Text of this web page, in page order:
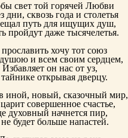
свет той горячей Любви
дни, сквозь года и столетья
путь для ищущих душ,
пройдут даже тысячелетья.
хочу тот союз
и всем своим сердцем,
Избавляет он нас от уз,
открывая дверцу.
иной, новый, сказочный мир,
совершенное счастье,
духовный начнется пир,
будет больше напастей.